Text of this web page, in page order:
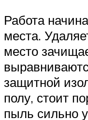
Работа
места.
место
защитной
полу, стоит
пыль сильно